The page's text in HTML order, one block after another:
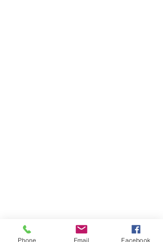
Phone Email Facebook